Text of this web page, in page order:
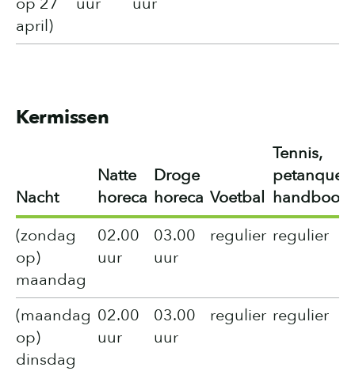
april)
Kermissen
Nacht
Natte
horeca
Droge
horeca Voetbal
Tennis,
petanque,
handboog
(zondag
op)
maandag
02.00
uur
03.00
uur
regulier regulier
(maandag
op)
dinsdag
02.00
uur
03.00
uur
regulier regulier